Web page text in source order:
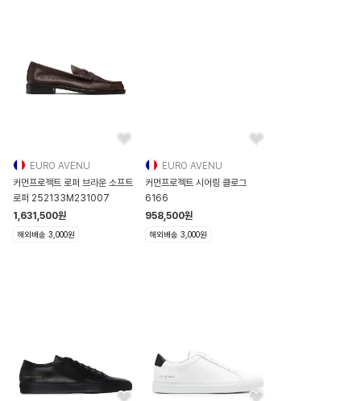
EURO AVENU
커먼프로젝트 로퍼 브라운 소프트
로퍼 252133M231007
1,631,500원
해외배송 3,000원
EURO AVENU
커먼프로젝트 시어링 클로그
6166
958,500원
해외배송 3,000원